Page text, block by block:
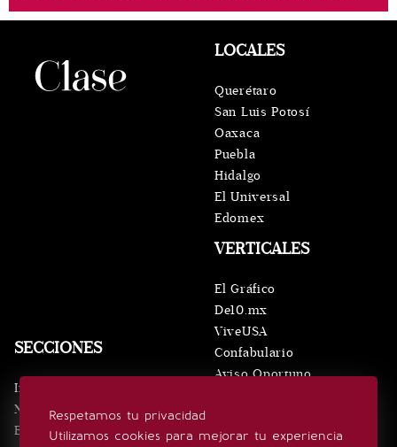
Respetamos tu privacidad
Utilizamos cookies para mejorar tu experiencia
SECCIONES
Inicio
Noticias
Eventos
VERTICALES
El Gráfico
De10.mx
ViveUSA
Confabulario
Aviso Oportuno
LOCALES
Querétaro
San Luis Potosí
Oaxaca
Puebla
Hidalgo
El Universal
Edomex